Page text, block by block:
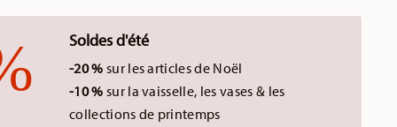
Soldes d'été
-20 % sur les articles de Noël
-10 % sur la vaisselle, les vases & les
collections de printemps